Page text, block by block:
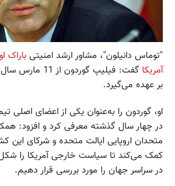
"توماس دانیلون"، مشاور ارشد امنیتی باراک
آمریکا
گفت: فیلیپ
بر عهده می‌گیرد.
او، گوردون را به‌عنوان یکی از اعضای اصلی
در چهار سال گذشته معرفی کرد و افزود:
متحدان اروپایی ایالت متحده و شرکای این
کمک می‌کند تا سیاست خارجی آمریکا را
در سراسر جهان را مورد بررسی قرار دهیم.